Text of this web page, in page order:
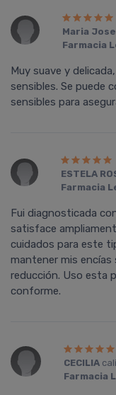
Maria Jose
Farmacia
Muy suave y
sensibles. Se puede
sensibles para
ESTELA
Farmacia
Fui diagnosticada
satisface
cuidados para este
mantener mis encías
reducción. Uso esta
conforme.
CECILIA
Farmacia